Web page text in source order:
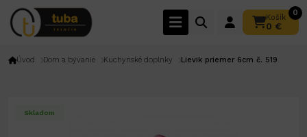
Košík
0
0 €
Úvod Dom a bývanie Kuchynské doplnky Lievik priemer 6cm č. 519
Skladom